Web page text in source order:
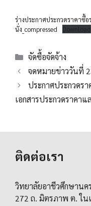
ร่างประกาศประกวดราคาซื้
นั่ง_compressed
Download
Categories
จัดซื้อจัดจ้าง
จดหมายข่าววันที่
ประกาศประกวดร
เอกสารประกวดราค
ติดต่อเรา
วิทยาลัยอาชีวศึกษานค
272 ถ. มิตรภาพ ต. ใน